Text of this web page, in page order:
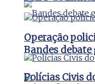
Bandes
Operação
Polícias Civis